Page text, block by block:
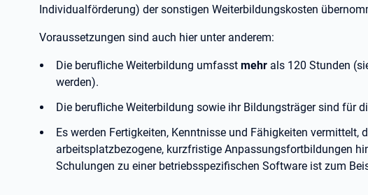
Individualförderung) der sonstigen Weiterbildungskosten
Voraussetzungen sind auch hier unter anderem:
Die berufliche Weiterbildung umfasst mehr als 120 Stunden
werden).
Die berufliche Weiterbildung sowie ihr Bildungsträger sind für
Es werden Fertigkeiten, Kenntnisse und Fähigkeiten vermittelt,
arbeitsplatzbezogene, kurzfristige Anpassungsfortbildungen
Schulungen zu einer betriebsspezifischen Software ist zum